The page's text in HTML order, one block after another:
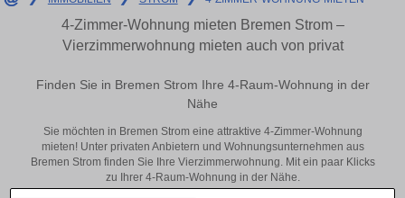
4-Zimmer-Wohnung mieten Bremen Strom –
Vierzimmerwohnung mieten auch von privat
Finden Sie in Bremen Strom Ihre 4-Raum-Wohnung in der
Nähe
Sie möchten in Bremen Strom eine attraktive 4-Zimmer-Wohnung
mieten! Unter privaten Anbietern und Wohnungsunternehmen aus
Bremen Strom finden Sie Ihre Vierzimmerwohnung. Mit ein paar Klicks
zu Ihrer 4-Raum-Wohnung in der Nähe.